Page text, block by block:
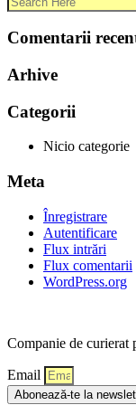
Comentarii
Arhive
Categorii
Nicio categorie
Meta
Înregistrare
Autentificare
Flux intrări
Flux comentarii
WordPress.org
Companie de curierat
Email
Abonează-te la